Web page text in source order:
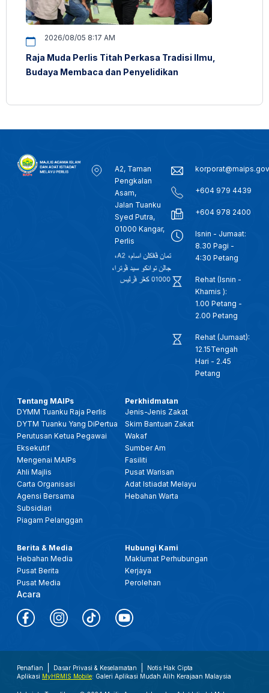
2026/08/05 8:17 AM
Raja Muda Perlis Titah Perkasa Tradisi Ilmu,
Budaya Membaca dan Penyelidikan
A2, Taman
Pengkalan
Asam,
Jalan Tuanku
Syed Putra,
01000 Kangar,
Perlis
+604 979 4439
+604 978 2400
Isnin - Jumaat:
8.30 Pagi -
4:30 Petang
Rehat (Isnin -
Khamis ):
1.00 Petang -
2.00 Petang
Rehat (Jumaat):
12.15Tengah
Hari - 2.45
Petang
Tentang MAIPs
DYMM Tuanku Raja Perlis
DYTM Tuanku Yang DiPertua
Perutusan Ketua Pegawai
Eksekutif
Mengenai MAIPs
Ahli Majlis
Carta Organisasi
Agensi Bersama
Subsidiari
Piagam Pelanggan
Perkhidmatan
Jenis-Jenis Zakat
Skim Bantuan Zakat
Wakaf
Sumber Am
Fasiliti
Pusat Warisan
Adat Istiadat Melayu
Hebahan Warta
Berita & Media
Hebahan Media
Pusat Berita
Pusat Media
Acara
Hubungi Kami
Maklumat Perhubungan
Kerjaya
Perolehan
Penafian Dasar Privasi & Keselamatan
Notis Hak Cipta
Aplikasi MyHRMIS Mobile: Galeri Aplikasi Mudah Alih Kerajaan Malaysia